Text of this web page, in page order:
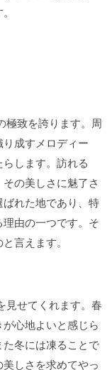
極致を誇ります。周
成すメロディー
します。訪れる
、その美しさに魅了さ
れた地であり、特
由の一つです。そ
言えます。
見せてくれます。春
心地よいと感じら
冬には凍ることで
しさを求めてやっ